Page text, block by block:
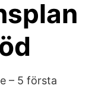
– 5 första